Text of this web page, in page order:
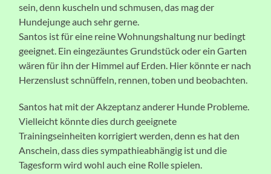
sein, denn kuscheln und schmusen, das mag der
Hundejunge auch sehr gerne.
Santos ist für eine reine Wohnungshaltung nur bedingt
geeignet. Ein eingezäuntes Grundstück oder ein Garten
wären für ihn der Himmel auf Erden. Hier könnte er nach
Herzenslust schnüffeln, rennen, toben und beobachten.
Santos hat mit der Akzeptanz anderer Hunde Probleme.
Vielleicht könnte dies durch geeignete
Trainingseinheiten korrigiert werden, denn es hat den
Anschein, dass dies sympathieabhängig ist und die
Tagesform wird wohl auch eine Rolle spielen.